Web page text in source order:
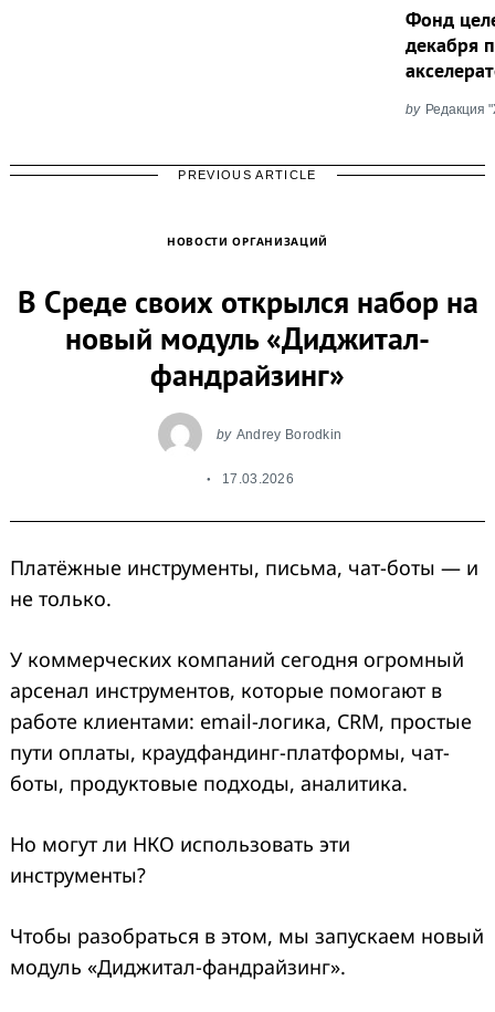
Фонд
декабря
by Редакция
PREVIOUS ARTICLE
НОВОСТИ ОРГАНИЗАЦИЙ
В Среде своих открылся набор на
новый модуль «Диджитал-
фандрайзинг»
by Andrey Borodkin
17.03.2026
Платёжные инструменты, письма, чат-боты — и
не только.
У коммерческих компаний сегодня огромный
арсенал инструментов, которые помогают в
работе клиентами: email-логика, CRM, простые
пути оплаты, краудфандинг-платформы, чат-
боты, продуктовые подходы, аналитика.
Но могут ли НКО использовать эти
инструменты?
Чтобы разобраться в этом, мы запускаем новый
модуль «Диджитал-фандрайзинг».